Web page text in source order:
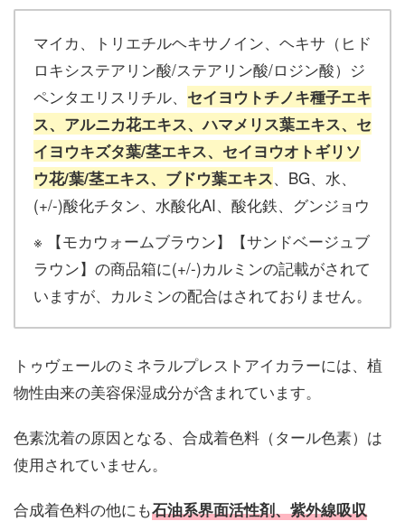
マイカ、トリエチルヘキサノイン、ヘキサ（ヒド
ロキシステアリン酸/ステアリン酸/ロジン酸）ジ
ペンタエリスリチル、 セイヨウトチノキ種子エキ
ス、アルニカ花エキス、ハマメリス葉エキス、セ
イヨウキズタ葉/茎エキス、セイヨウオトギリソ
ウ花/葉/茎エキス、ブドウ葉エキス、BG、水、
(+/-)酸化チタン、水酸化AI、酸化鉄、グンジョウ
※ 【モカウォームブラウン】【サンドベージュブ
ラウン】の商品箱に(+/-)カルミンの記載がされて
いますが、カルミンの配合はされておりません。
トゥヴェールのミネラルプレストアイカラーには、植
物性由来の美容保湿成分が含まれています。
色素沈着の原因となる、合成着色料（タール色素）は
使用されていません。
合成着色料の他にも石油系界面活性剤、紫外線吸収